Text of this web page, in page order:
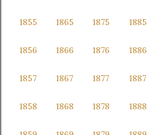
1855 1865 1875 1885
1856 1866 1876 1886
1857 1867 1877 1887
1858 1868 1878 1888